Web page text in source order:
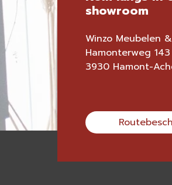
showroom
Winzo Meubelen
Hamonterweg 143
3930 Hamont-